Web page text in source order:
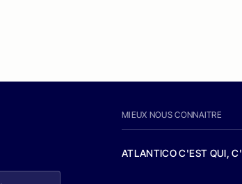
MIEUX NOUS CONNAITRE
ATLANTICO C'EST QUI,